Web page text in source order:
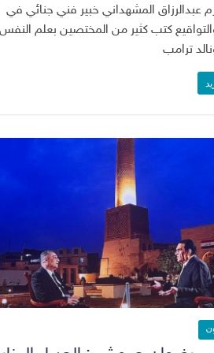
عبدالرزاق المشهداني خبير فني جنائي في
كتب كثير من المختصين بعلم
ترامب